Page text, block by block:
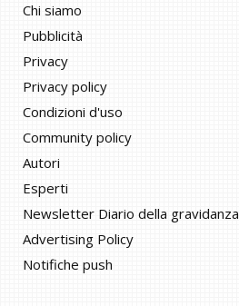
Chi siamo
Pubblicità
Privacy
Privacy policy
Condizioni d'uso
Community policy
Autori
Esperti
Newsletter Diario della gravidanza
Advertising Policy
Notifiche push